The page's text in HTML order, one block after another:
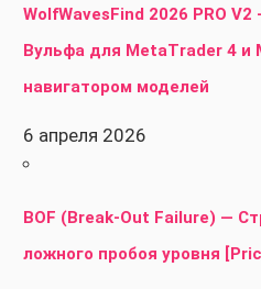
WolfWavesFind 2026 PRO
Вульфа для MetaTrader 4 и
навигатором моделей
6 апреля 2026
BOF (Break-Out Failure) —
ложного пробоя уровня